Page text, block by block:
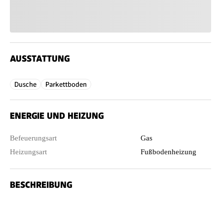
AUSSTATTUNG
Dusche Parkettboden
ENERGIE UND HEIZUNG
Befeuerungsart
Gas
Heizungsart
Fußbodenheizung
BESCHREIBUNG